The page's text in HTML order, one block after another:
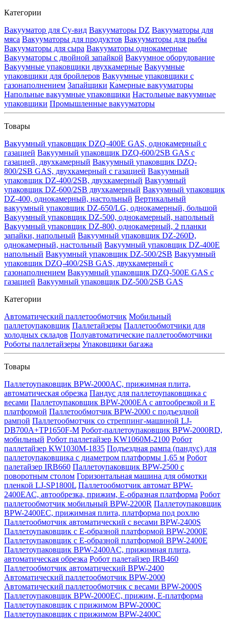
Категории
Вакууматор для Су-вид Вакууматоры DZ Вакууматоры для
мяса Вакууматоры для продуктов Вакууматоры для рыбы
Вакууматоры для сыра Вакууматоры однокамерные
Вакууматоры с двойной запайкой Вакуумное оборудование
Вакуумные упаковщики двухкамерные Вакуумные
упаковщики для бройлеров Вакуумные упаковщики с
газонаполнением Запайщики Камерные вакууматоры
Напольные вакуумные упаковщики Настольные вакуумные
упаковщики Промышленные вакууматоры
Товары
Вакуумный упаковщик DZQ-400E GAS, однокамерный с
газацией Вакуумный упаковщик DZQ-600/2SB GAS с
газацией, двухкамерный Вакуумный упаковщик DZQ-
800/2SB GAS, двухкамерный с газацией Вакуумный
упаковщик DZ-400/2SB, двухкамерный Вакуумный
упаковщик DZ-600/2SB двухкамерный Вакуумный упаковщик
DZ-400, однокамерный, настольный Вертикальный
вакуумный упаковщик DZ-650/LG, однокамерный, большой
Вакуумный упаковщик DZ-500, однокамерный, напольный
Вакуумный упаковщик DZ-800, однокамерный, 2 планки
запайки, напольный Вакуумный упаковщик DZ-260D,
однокамерный, настольный Вакуумный упаковщик DZ-400E
напольный Вакуумный упаковщик DZ-500/2SB Вакуумный
упаковщик DZQ-400/2SB GAS, двухкамерный с
газонаполнением Вакуумный упаковщик DZQ-500E GAS с
газацией Вакуумный упаковщик DZ-500/2SB GAS
Категории
Автоматический паллетообмотчик Мобильный
паллетоупаковщик Паллетайзеры Паллетообмотчики для
холодных складов Полуавтоматические паллетообмотчики
Роботы паллетайзеры Упаковщики багажа
Товары
Паллетоупаковщик BPW-2000AC, прижимная плита,
автоматическая обрезка Пандус для паллетоупаковщика с
весами Паллетоупаковщик BPW-2000EA с автообрезкой и Е
платформой Паллетообмотчик BPW-2000 с подъездной
рампой Паллетообмотчик со стреппинг-машиной LJ-
DB700A+TP1650F-M Робот-паллетоупаковщик BPW-2000RD,
мобильный Робот паллетайзер KW1060M-2100 Робот
паллетайзер KW1030M-1835 Подъездная рампа (пандус) для
паллетоупаковщика с диаметром платформы 1,65 м Робот
палетайзер IRB660 Паллетоупаковщик BPW-2500 с
поворотным столом Горизонтальная машина для обмотки
пленкой LJ-SP1800L Паллетообмотчик автомат BPW-
2400ЕАС, автообрезка, прижим, Е-образная платформа Робот
паллетообмотчик мобильный BPW-2200R Паллетоупаковщик
BPW-2400EC, прижимная плита, платформа под рохлю
Паллетообмотчик автоматический с весами BPW-2400S
Паллетоупаковщик с Е-образной платформой BPW-2000E
Паллетоупаковщик с Е-образной платформой BPW-2400E
Паллетоупаковщик BPW-2400AC, прижимная плита,
автоматическая обрезка Робот палетайзер IRB460
Паллетообмотчик автоматический BPW-2400
Автоматический паллетообмотчик BPW-2000
Автоматический паллетообмотчик с весами BPW-2000S
Паллетоупаковщик BPW-2000EC, прижим, Е-платформа
Паллетоупаковщик с прижимом BPW-2000C
Паллетоупаковщик с прижимом BPW-2400C